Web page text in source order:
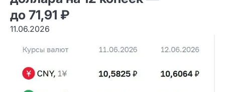
до 71,91 ₽
11.06.2026